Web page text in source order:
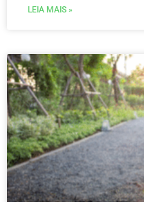
LEIA MAIS »